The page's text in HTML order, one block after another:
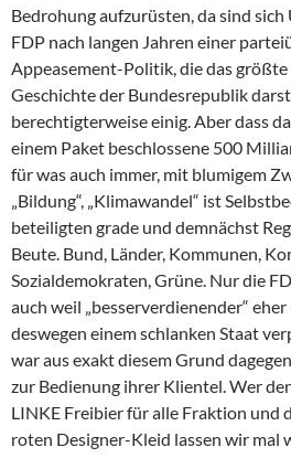
Bedrohung aufzurüsten, da sind sich
FDP nach langen Jahren einer
Appeasement-Politik, die das
Geschichte der Bundesrepublik
berechtigterweise einig. Aber dass
einem Paket beschlossene 500
für was auch immer, mit blumigem
„Bildung“, „Klimawandel“ ist
beteiligten grade und demnächst
Beute. Bund, Länder, Kommunen,
Sozialdemokraten, Grüne. Nur die
auch weil „besserverdienender“
deswegen einem schlanken Staat
war aus exakt diesem Grund
zur Bedienung ihrer Klientel. Wer
LINKE Freibier für alle Fraktion und
roten Designer-Kleid lassen wir mal